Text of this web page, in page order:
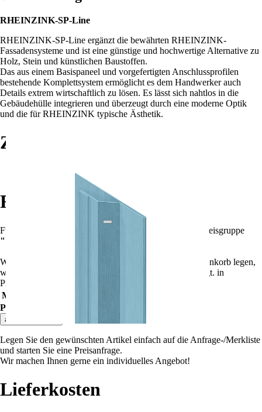
RHEINZINK-SP-Line
RHEINZINK-SP-Line ergänzt die bewährten RHEINZINK-
Fassadensysteme und ist eine günstige und hochwertige Alternative zu
Holz, Stein und künstlichen Baustoffen.
Das aus einem Basispaneel und vorgefertigten Anschlussprofilen
bestehende Komplettsystem ermöglicht es dem Handwerker auch
Details extrem wirtschaftlich zu lösen. Es lässt sich nahtlos in die
Gebäudehülle integrieren und überzeugt durch eine moderne Optik
und die für RHEINZINK typische Ästhetik.
Zubehör
Rheinzink Sweeper (Zinkreiniger)
Rabatte
Für die Summe aller Artikel
in Preisgruppe
""
Wenn Sie weitere Artikel dieser Preisgruppe in den Warenkorb legen,
wird der Rabatt automatisch angepasst und dort angezeigt. in
Preisgruppe
Mindestbestellwert
Preis oder Lieferkosten zu hoch?
auf Anfrageliste
Legen Sie den gewünschten Artikel einfach auf die Anfrage-/Merkliste
und starten Sie eine Preisanfrage.
Wir machen Ihnen gerne ein individuelles Angebot!
Lieferkosten